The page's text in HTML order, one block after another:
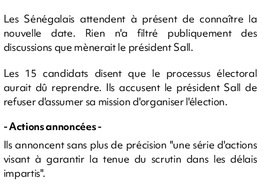
Les Sénégalais attendent à présent de connaître la
nouvelle date. Rien n'a filtré publiquement des
discussions que mènerait le président Sall.
Les 15 candidats disent que le processus électoral
aurait dû reprendre. Ils accusent le président Sall de
refuser d'assumer sa mission d'organiser l'élection.
- Actions annoncées -
Ils annoncent sans plus de précision "une série d'actions
visant à garantir la tenue du scrutin dans les délais
impartis".